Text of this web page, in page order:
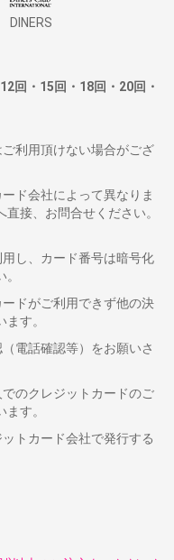
DINERS
回・15回・18回・20回・
利用頂けない場合がござ
ド会社によって異なりま
接、お問合せください。
し、カード番号は暗号化
ください。
ドがご利用できず他の決
がございます。
電話確認等）をお願いさ
。
のクレジットカードのご
がございます。
トカード会社で発行する